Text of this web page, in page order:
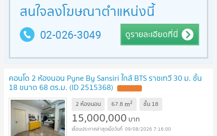
คอนโด 2 ห้องนอน Pyne By Sansiri ใกล้ BTS ราชเทวี 30 ม. ชั้น
18 ขนาด 68 ตร.ม. (ID 2515368)
2 ห้องนอน 67.8 m2 ชั้น 18
15,000,000 บาท
09/08/2026 7:16:00